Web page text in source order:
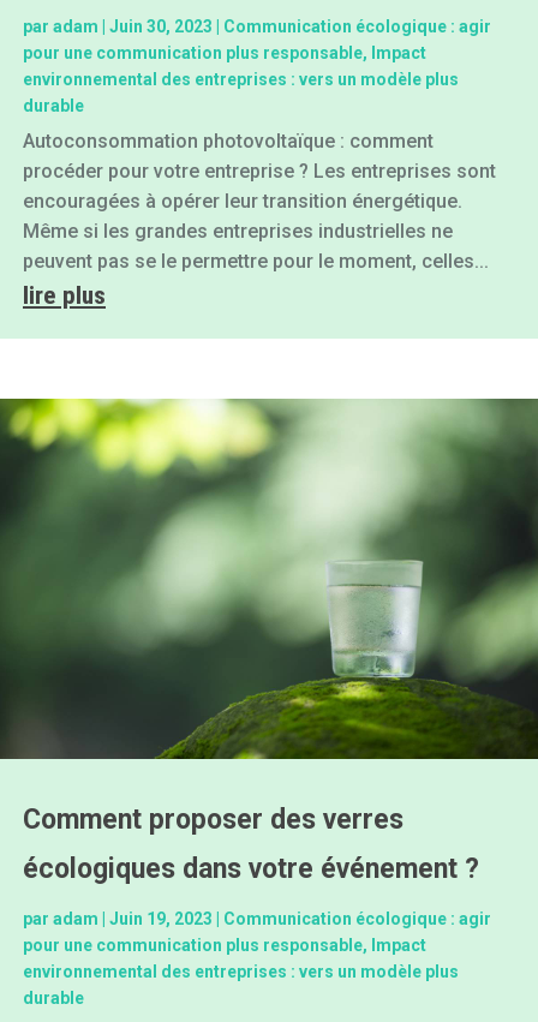
par adam | Juin 30, 2023 | Communication écologique : agir
pour une communication plus responsable, Impact
environnemental des entreprises : vers un modèle plus
durable
Autoconsommation photovoltaïque : comment
procéder pour votre entreprise ? Les entreprises sont
encouragées à opérer leur transition énergétique.
Même si les grandes entreprises industrielles ne
peuvent pas se le permettre pour le moment, celles...
lire plus
Comment proposer des verres
écologiques dans votre événement ?
par adam Juin 19, 2023
Communication écologique : agir
pour une communication plus responsable, Impact
environnemental des entreprises : vers un modèle plus
durable